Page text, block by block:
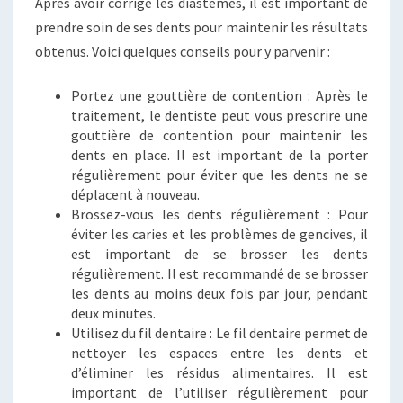
prendre soin de ses dents pour maintenir les résultats
obtenus. Voici quelques conseils pour y parvenir :
Portez une gouttière de contention : Après le
traitement, le dentiste peut vous prescrire une
gouttière de contention pour maintenir les
dents en place. Il est important de la porter
régulièrement pour éviter que les dents ne se
déplacent à nouveau.
Brossez-vous les dents régulièrement : Pour
éviter les caries et les problèmes de gencives, il
est important de se brosser les dents
régulièrement. Il est recommandé de se brosser
les dents au moins deux fois par jour, pendant
deux minutes.
Utilisez du fil dentaire : Le fil dentaire permet de
nettoyer les espaces entre les dents et
d’éliminer les résidus alimentaires. Il est
important de l’utiliser régulièrement pour